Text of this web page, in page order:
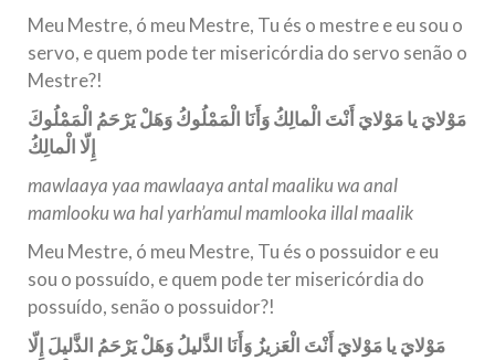
Meu Mestre, ó meu Mestre, Tu és o mestre e eu sou o
servo, e quem pode ter misericórdia do servo senão o
Mestre?!
مَوْلايَ يا مَوْلايَ أَنْتَ الْمالِكُ وَأَنَا الْمَمْلُوكُ وَهَلْ يَرْحَمُ الْمَمْلُوكَ
إِلّا الْمالِكُ
mawlaaya yaa mawlaaya antal maaliku wa anal
mamlooku wa hal yarh’amul mamlooka illal maalik
Meu Mestre, ó meu Mestre, Tu és o possuidor e eu
sou o possuído, e quem pode ter misericórdia do
possuído, senão o possuidor?!
مَوْلايَ يا مَوْلايَ أَنْتَ الْعَزيزُ وَأَنَا الذَّليلُ وَهَلْ يَرْحَمُ الذَّليلَ إِلّا